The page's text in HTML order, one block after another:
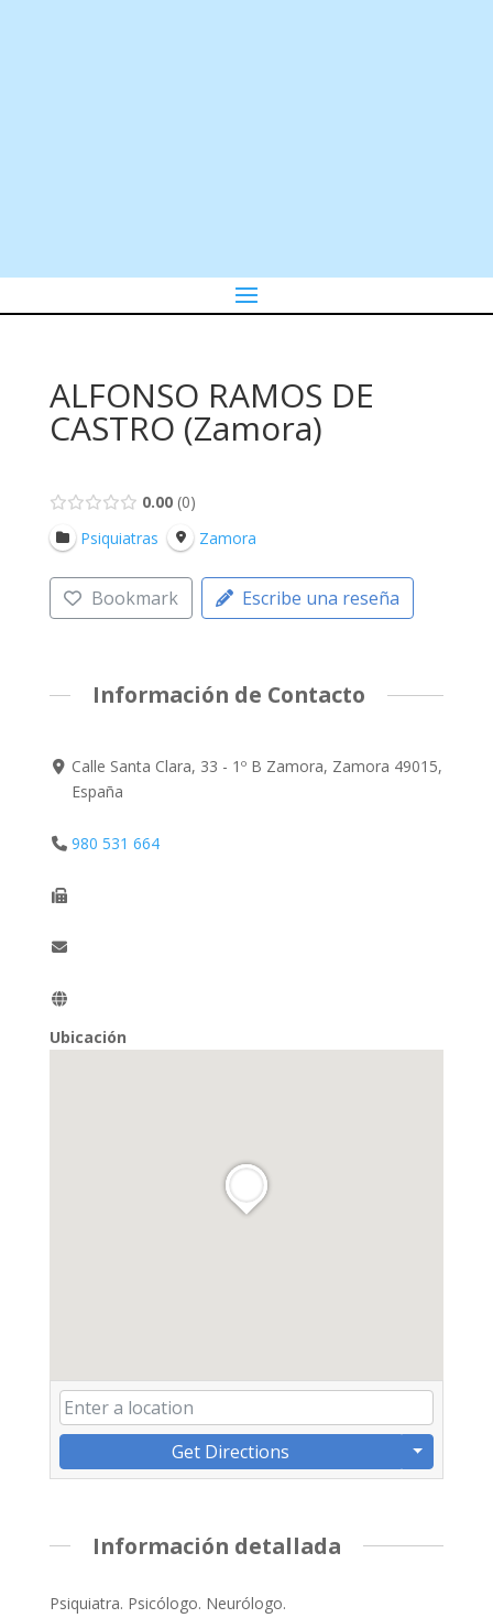
ALFONSO RAMOS DE
CASTRO (Zamora)
0.00 0
Psiquiatras
Zamora
Bookmark Escribe una reseña
Información de Contacto
Calle Santa Clara, 33 - 1º B Zamora, Zamora 49015,
España
980 531 664
Ubicación
Get Directions
Información detallada
Psiquiatra. Psicólogo. Neurólogo.